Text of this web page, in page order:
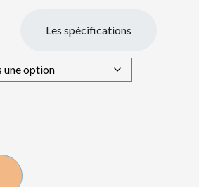
Les spécifications